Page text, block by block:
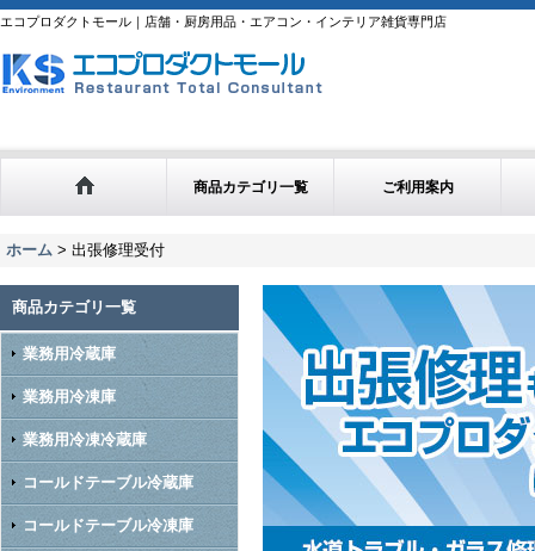
エコプロダクトモール｜店舗・厨房用品・エアコン・インテリア雑貨専門店
商品カテゴリ一覧 ご利用案内
ホーム > 出張修理受付
商品カテゴリ一覧
業務用冷蔵庫
業務用冷凍庫
業務用冷凍冷蔵庫
コールドテーブル冷蔵庫
コールドテーブル冷凍庫